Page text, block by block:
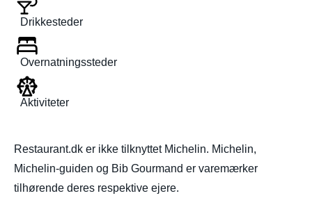
Drikkesteder
Overnatningssteder
Aktiviteter
Restaurant.dk er ikke tilknyttet Michelin. Michelin,
Michelin-guiden og Bib Gourmand er varemærker
tilhørende deres respektive ejere.